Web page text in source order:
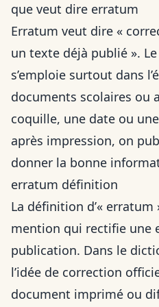
que veut dire erratum
Erratum veut dire «
un texte déjà publié ».
s’emploie surtout dans
documents scolaires ou
coquille, une date ou
après impression, on
donner la bonne
erratum définition
La définition d’« erratum
mention qui rectifie une
publication. Dans le
l’idée de correction
document imprimé ou